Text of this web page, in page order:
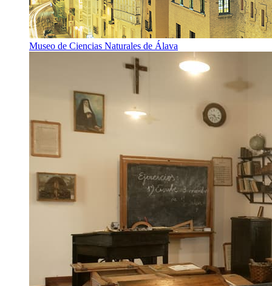
Museo de Ciencias Naturales de Álava